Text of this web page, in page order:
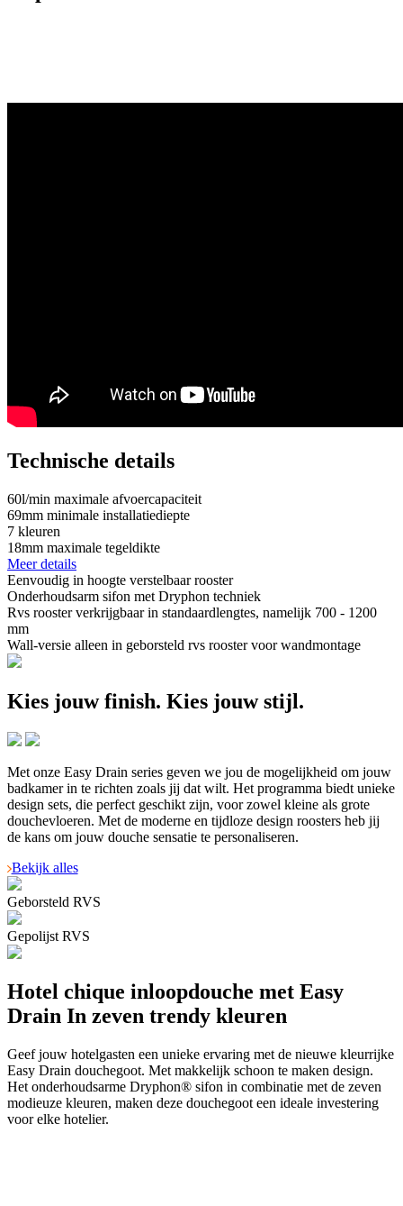
Technische details
60l/min maximale afvoercapaciteit
69mm minimale installatiediepte
7 kleuren
18mm maximale tegeldikte
Meer details
Eenvoudig in hoogte verstelbaar rooster
Onderhoudsarm sifon met Dryphon techniek
Rvs rooster verkrijgbaar in standaardlengtes, namelijk 700 - 1200
mm
Wall-versie alleen in geborsteld rvs rooster voor wandmontage
Kies jouw finish. Kies jouw stijl.
Met onze Easy Drain series geven we jou de mogelijkheid om jouw
badkamer in te richten zoals jij dat wilt. Het programma biedt unieke
design sets, die perfect geschikt zijn, voor zowel kleine als grote
douchevloeren. Met de moderne en tijdloze design roosters heb jij
de kans om jouw douche sensatie te personaliseren.
Bekijk alles
Geborsteld RVS
Gepolijst RVS
Hotel chique inloopdouche met Easy
Drain In zeven trendy kleuren
Geef jouw hotelgasten een unieke ervaring met de nieuwe kleurrijke
Easy Drain douchegoot. Met makkelijk schoon te maken design.
Het onderhoudsarme Dryphon® sifon in combinatie met de zeven
modieuze kleuren, maken deze douchegoot een ideale investering
voor elke hotelier.